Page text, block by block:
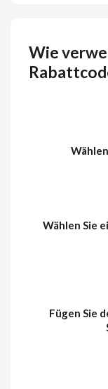
Wie
Wählen Sie
Fügen Sie